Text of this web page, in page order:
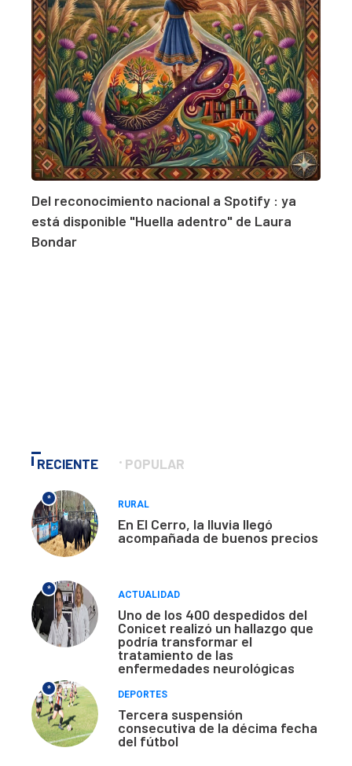
Del reconocimiento nacional a Spotify : ya
está disponible "Huella adentro" de Laura
Bondar
RECIENTE POPULAR
*
RURAL
En El Cerro, la lluvia llegó
acompañada de buenos precios
*
ACTUALIDAD
Uno de los 400 despedidos del
Conicet realizó un hallazgo que
podría transformar el
tratamiento de las
enfermedades neurológicas
*
DEPORTES
Tercera suspensión
consecutiva de la décima fecha
del fútbol